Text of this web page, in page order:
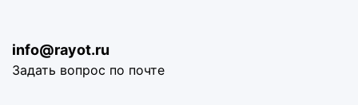
info@rayot.ru
Задать вопрос по почте